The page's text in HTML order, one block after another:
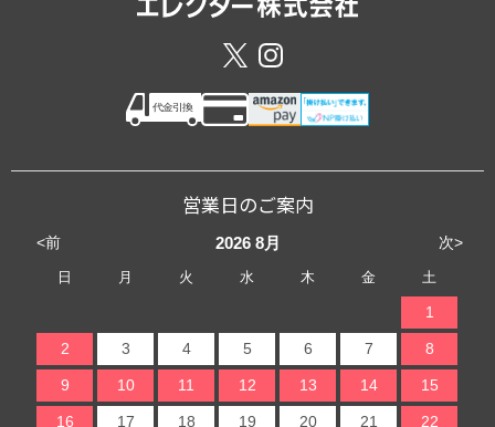
営業日のご案内
<前 次>
2026 8月
日 月 火 水 木 金 土
1
2 3 4 5 6 7 8
9 10 11 12 13 14 15
16 17 18 19 20 21 22